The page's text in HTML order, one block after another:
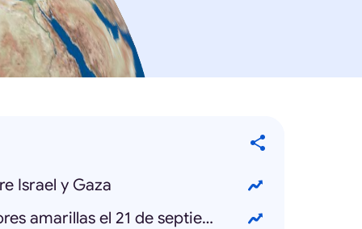
Israel y Gaza
por qué se regalan flores amarillas el 21 de septiembre